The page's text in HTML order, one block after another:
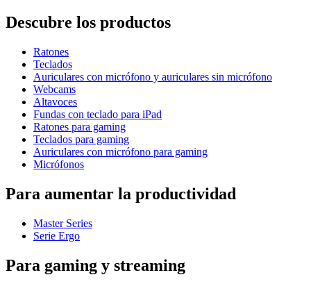
Descubre los productos
Ratones
Teclados
Auriculares con micrófono y auriculares sin micrófono
Webcams
Altavoces
Fundas con teclado para iPad
Ratones para gaming
Teclados para gaming
Auriculares con micrófono para gaming
Micrófonos
Para aumentar la productividad
Master Series
Serie Ergo
Para gaming y streaming